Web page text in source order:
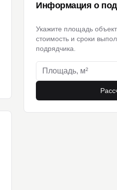
Информация о
Укажите площадь
стоимость и сроки
подрядчика.